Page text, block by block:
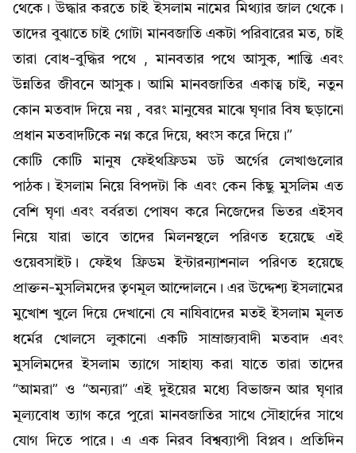
থেকে। উদ্ধার করতে চাই ইসলাম নামের মিথ্যার জাল থেকে।
তাদের বুঝাতে চাই গোটা মানবজাতি একটা পরিবারের মত, চাই
তারা বোধ-বুদ্ধির পথে , মানবতার পথে আসুক, শান্তি এবং
উন্নতির জীবনে আসুক। আমি মানবজাতির একাত্ব চাই, নতুন
কোন মতবাদ দিয়ে নয় , বরং মানুষের মাঝে ঘৃণার বিষ ছড়ানো
প্রধান মতবাদটিকে নগ্ন করে দিয়ে, ধ্বংস করে দিয়ে।”
কোটি কোটি মানুষ ফেইথফ্রিডম ডট অর্গের লেখাগুলোর
পাঠক। ইসলাম নিয়ে বিপদটা কি এবং কেন কিছু মুসলিম এত
বেশি ঘৃণা এবং বর্বরতা পোষণ করে নিজেদের ভিতর এইসব
নিয়ে যারা ভাবে তাদের মিলনস্থলে পরিণত হয়েছে এই
ওয়েবসাইট। ফেইথ ফ্রিডম ইন্টারন্যাশনাল পরিণত হয়েছে
প্রাক্তন-মুসলিমদের তৃণমূল আন্দোলনে। এর উদ্দেশ্য ইসলামের
মুখোশ খুলে দিয়ে দেখানো যে নাযিবাদের মতই ইসলাম মূলত
ধর্মের খোলসে লুকানো একটি সাম্রাজ্যবাদী মতবাদ এবং
মুসলিমদের ইসলাম ত্যাগে সাহায্য করা যাতে তারা তাদের
“আমরা” ও “অন্যরা” এই দুইয়ের মধ্যে বিভাজন আর ঘৃণার
মূল্যবোধ ত্যাগ করে পুরো মানবজাতির সাথে সৌহার্দের সাথে
যোগ দিতে পারে। এ এক নিরব বিশ্বব্যাপী বিপ্লব। প্রতিদিন